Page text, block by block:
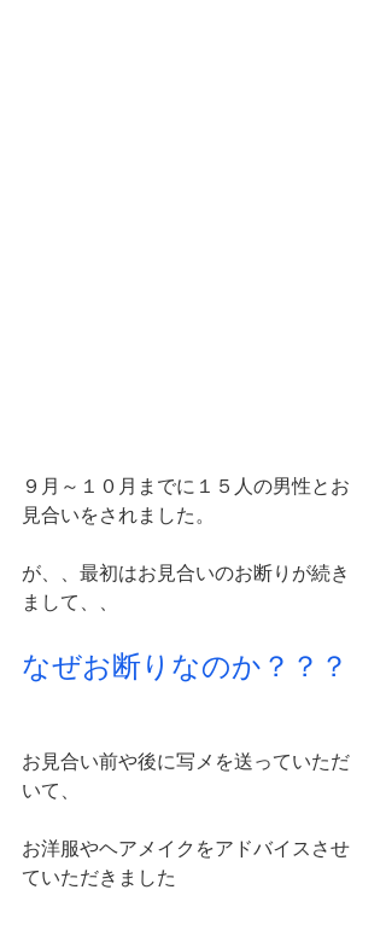
９月～１０月までに１５人の男性とお
見合いをされました。
が、、最初はお見合いのお断りが続き
まして、、
なぜお断りなのか？？？
お見合い前や後に写メを送っていただ
いて、
お洋服やヘアメイクをアドバイスさせ
ていただきました